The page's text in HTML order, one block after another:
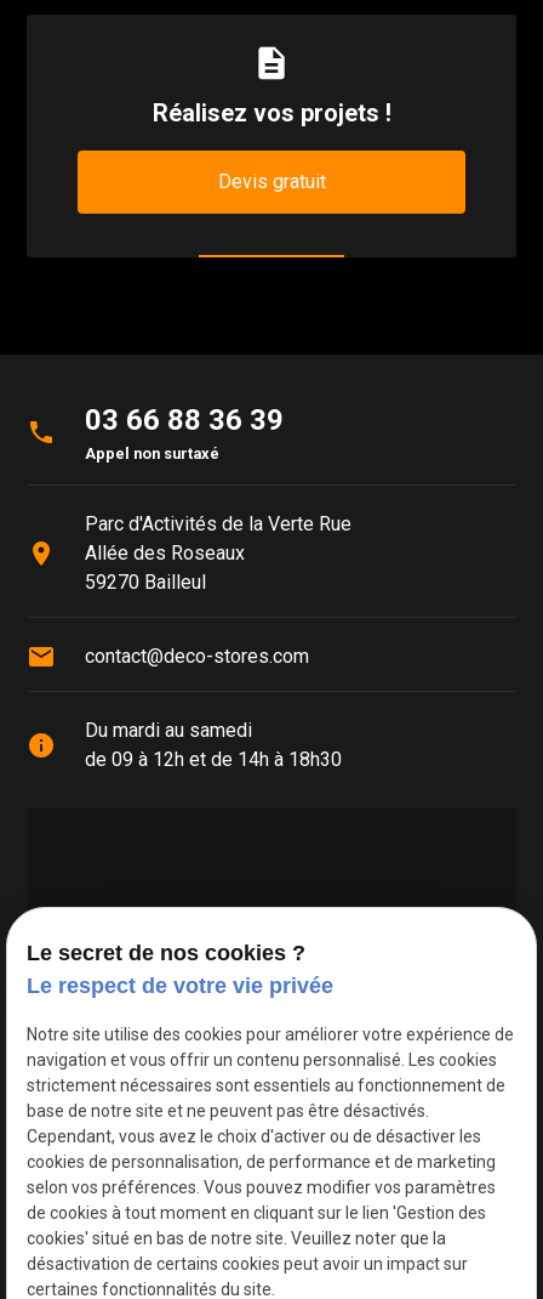
description
Réalisez vos projets !
Devis gratuit
phone 03 66 88 36 39
Appel non surtaxé
place
Parc d'Activités de la Verte Rue
Allée des Roseaux
59270 Bailleul
mail contact@deco-stores.com
info
Du mardi au samedi
de 09 à 12h et de 14h à 18h30
Google Maps Search API est désactivé.
Le secret de nos cookies ?
Le respect de votre vie privée
Notre site utilise des cookies pour améliorer votre expérience de
navigation et vous offrir un contenu personnalisé. Les cookies
strictement nécessaires sont essentiels au fonctionnement de
base de notre site et ne peuvent pas être désactivés.
Cependant, vous avez le choix d'activer ou de désactiver les
cookies de personnalisation, de performance et de marketing
selon vos préférences. Vous pouvez modifier vos paramètres
de cookies à tout moment en cliquant sur le lien 'Gestion des
cookies' situé en bas de notre site. Veuillez noter que la
désactivation de certains cookies peut avoir un impact sur
certaines fonctionnalités du site.